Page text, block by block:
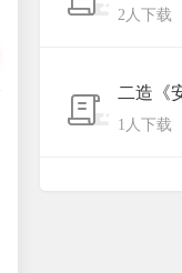
练，领答，领考
配套服务：
2人下载
二造《
1人下载